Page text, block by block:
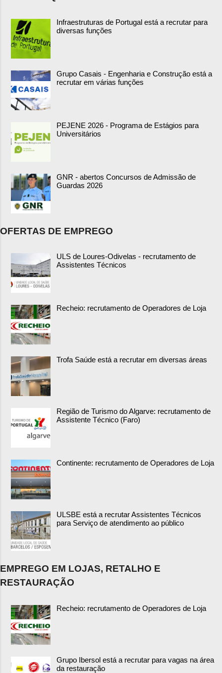
Infraestruturas de Portugal está a recrutar para
diversas funções
Grupo Casais - Engenharia e Construção está a
recrutar em várias funções
PEJENE 2026 - Programa de Estágios para
Universitários
GNR - abertos Concursos de Admissão de
Guardas 2026
OFERTAS DE EMPREGO
ULS de Loures-Odivelas - recrutamento de
Assistentes Técnicos
Recheio: recrutamento de Operadores de Loja
Trofa Saúde está a recrutar em diversas áreas
Região de Turismo do Algarve: recrutamento de
Assistente Técnico (Faro)
Continente: recrutamento de Operadores de Loja
ULSBE está a recrutar Assistentes Técnicos
para Serviço de atendimento ao público
EMPREGO EM LOJAS, RETALHO E
RESTAURAÇÃO
Recheio: recrutamento de Operadores de Loja
Grupo Ibersol está a recrutar para vagas na área
da restauração